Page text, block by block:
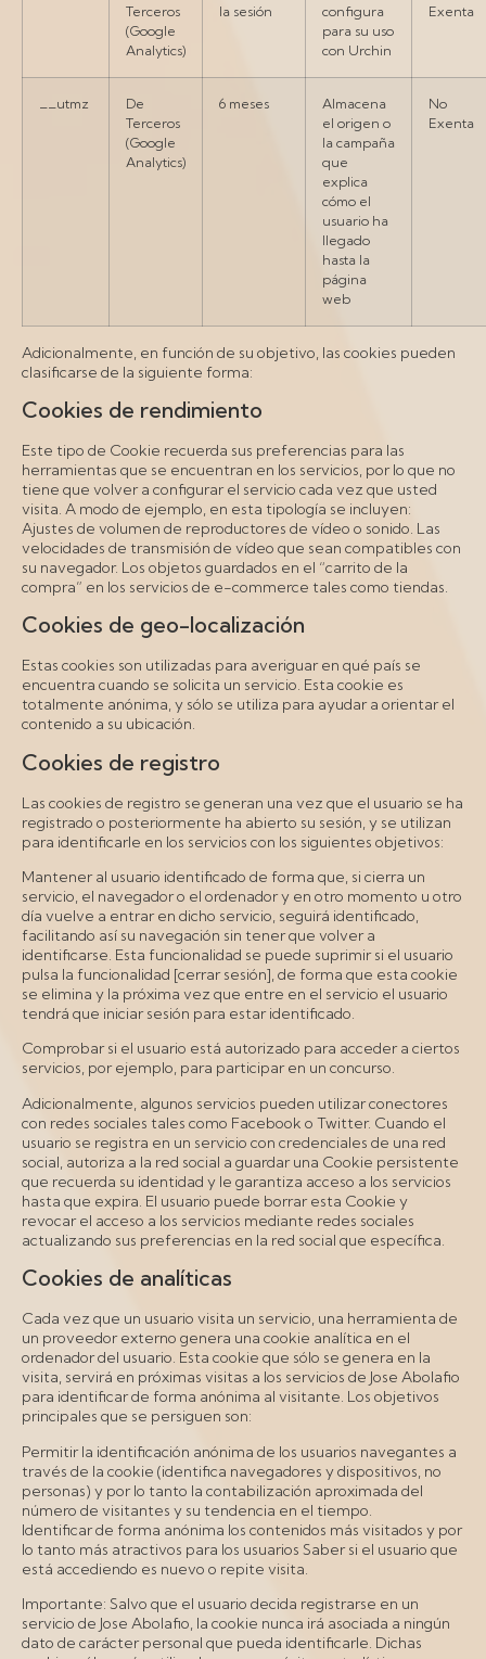
Terceros
(Google
Analytics)
la sesión
configura
para su uso
con Urchin
Exenta
__utmz
De
Terceros
(Google
Analytics)
6 meses
Almacena
el origen o
la campaña
que
explica
cómo el
usuario ha
llegado
hasta la
página
web
No
Exenta
Adicionalmente, en función de su objetivo, las cookies pueden
clasificarse de la siguiente forma:
Cookies de rendimiento
Este tipo de Cookie recuerda sus preferencias para las
herramientas que se encuentran en los servicios, por lo que no
tiene que volver a configurar el servicio cada vez que usted
visita. A modo de ejemplo, en esta tipología se incluyen:
Ajustes de volumen de reproductores de vídeo o sonido. Las
velocidades de transmisión de vídeo que sean compatibles con
su navegador. Los objetos guardados en el “carrito de la
compra” en los servicios de e-commerce tales como tiendas.
Cookies de geo-localización
Estas cookies son utilizadas para averiguar en qué país se
encuentra cuando se solicita un servicio. Esta cookie es
totalmente anónima, y sólo se utiliza para ayudar a orientar el
contenido a su ubicación.
Cookies de registro
Las cookies de registro se generan una vez que el usuario se ha
registrado o posteriormente ha abierto su sesión, y se utilizan
para identificarle en los servicios con los siguientes objetivos:
Mantener al usuario identificado de forma que, si cierra un
servicio, el navegador o el ordenador y en otro momento u otro
día vuelve a entrar en dicho servicio, seguirá identificado,
facilitando así su navegación sin tener que volver a
identificarse. Esta funcionalidad se puede suprimir si el usuario
pulsa la funcionalidad [cerrar sesión], de forma que esta cookie
se elimina y la próxima vez que entre en el servicio el usuario
tendrá que iniciar sesión para estar identificado.
Comprobar si el usuario está autorizado para acceder a ciertos
servicios, por ejemplo, para participar en un concurso.
Adicionalmente, algunos servicios pueden utilizar conectores
con redes sociales tales como Facebook o Twitter. Cuando el
usuario se registra en un servicio con credenciales de una red
social, autoriza a la red social a guardar una Cookie persistente
que recuerda su identidad y le garantiza acceso a los servicios
hasta que expira. El usuario puede borrar esta Cookie y
revocar el acceso a los servicios mediante redes sociales
actualizando sus preferencias en la red social que específica.
Cookies de analíticas
Cada vez que un usuario visita un servicio, una herramienta de
un proveedor externo genera una cookie analítica en el
ordenador del usuario. Esta cookie que sólo se genera en la
visita, servirá en próximas visitas a los servicios de Jose Abolafio
para identificar de forma anónima al visitante. Los objetivos
principales que se persiguen son:
Permitir la identificación anónima de los usuarios navegantes a
través de la cookie (identifica navegadores y dispositivos, no
personas) y por lo tanto la contabilización aproximada del
número de visitantes y su tendencia en el tiempo.
Identificar de forma anónima los contenidos más visitados y por
lo tanto más atractivos para los usuarios Saber si el usuario que
está accediendo es nuevo o repite visita.
Importante: Salvo que el usuario decida registrarse en un
servicio de Jose Abolafio, la cookie nunca irá asociada a ningún
dato de carácter personal que pueda identificarle. Dichas